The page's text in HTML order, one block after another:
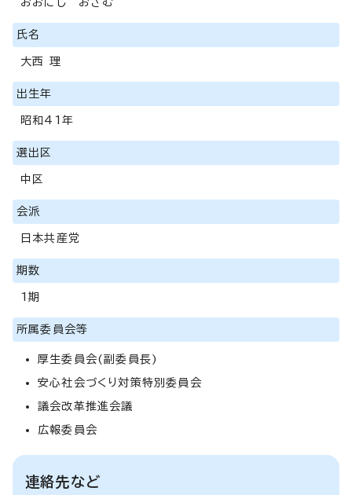
氏名
大西 理
出生年
昭和41年
選出区
中区
会派
日本共産党
期数
1期
所属委員会等
厚生委員会(副委員長)
安心社会づくり対策特別委員会
議会改革推進会議
広報委員会
連絡先など